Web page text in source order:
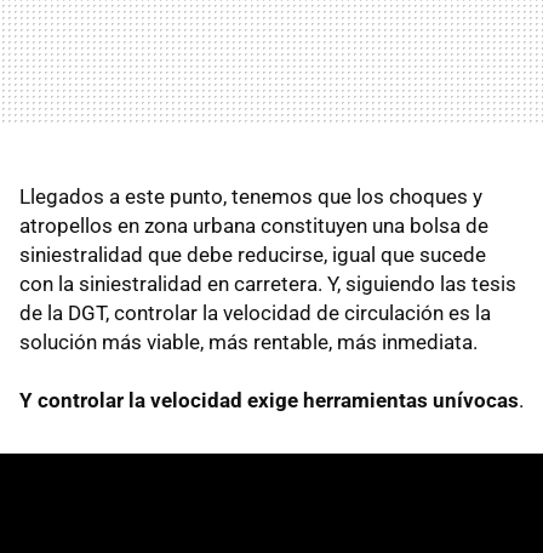
Llegados a este punto, tenemos que los choques y
atropellos en zona urbana constituyen una bolsa de
siniestralidad que debe reducirse, igual que sucede
con la siniestralidad en carretera. Y, siguiendo las tesis
de la DGT, controlar la velocidad de circulación es la
solución más viable, más rentable, más inmediata.
Y controlar la velocidad exige herramientas unívocas.